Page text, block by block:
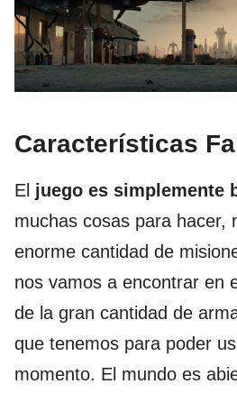
Características
El juego es simplemente
muchas cosas para hacer,
enorme cantidad de
nos vamos a encontrar en
de la gran cantidad de
que tenemos para poder
momento. El mundo es